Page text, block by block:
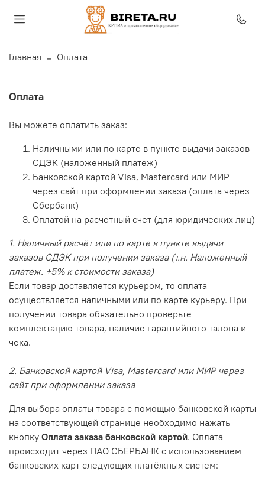
Главная Оплата
Оплата
Вы можете оплатить заказ:
Наличными или по карте в пункте выдачи заказов
СДЭК (наложенный платеж)
Банковской картой Visa, Mastercard или МИР
через сайт при оформлении заказа (оплата через
Сбербанк)
Оплатой на расчетный счет (для юридических лиц)
1. Наличный расчёт или по карте в пункте выдачи
заказов СДЭК при получении заказа (т.н. Наложенный
платеж. +5% к стоимости заказа)
Если товар доставляется курьером, то оплата
осуществляется наличными или по карте курьеру. При
получении товара обязательно проверьте
комплектацию товара, наличие гарантийного талона и
чека.
2. Банковской картой Visa, Mastercard или МИР через
сайт при оформлении заказа
Для выбора оплаты товара с помощью банковской карты
на соответствующей странице необходимо нажать
кнопку Оплата заказа банковской картой. Оплата
происходит через ПАО СБЕРБАНК с использованием
банковских карт следующих платёжных систем: